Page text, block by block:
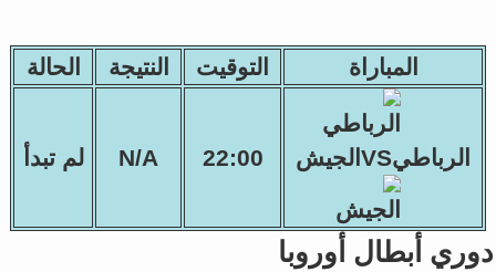
المباراة التوقيت النتيجة الحالة
الرباطيVSالجيش 22:00
N/A لم تبدأ
دوري أبطال أوروبا